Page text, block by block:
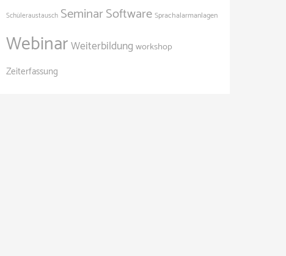
Schüleraustausch SeminarSoftware Sprachalarmanlagen
WebinarWeiterbildung workshop
Zeiterfassung